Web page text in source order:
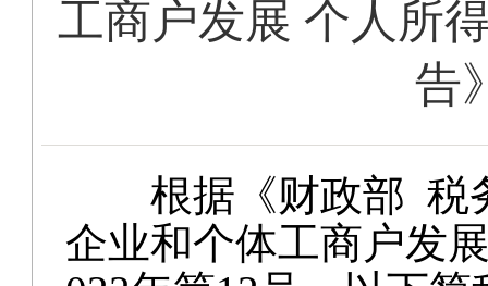
工商户发展 个人所
告
根据《财政部 税
企业和个体工商户发